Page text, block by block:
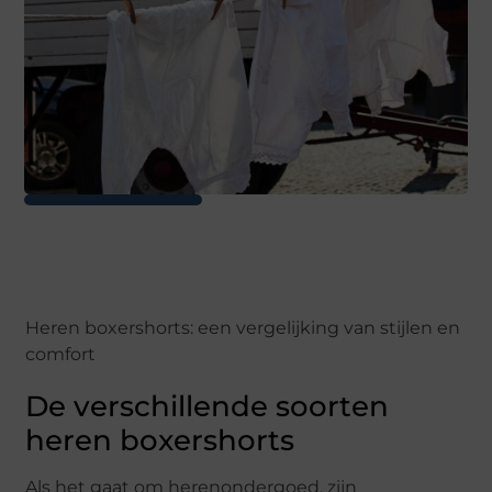
Heren boxershorts: een vergelijking van stijlen en
comfort
De verschillende soorten
heren boxershorts
Als het gaat om herenondergoed, zijn